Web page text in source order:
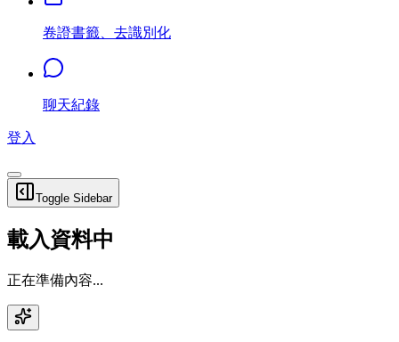
卷證書籤、去識別化
聊天紀錄
登入
Toggle Sidebar
載入資料中
正在準備內容...